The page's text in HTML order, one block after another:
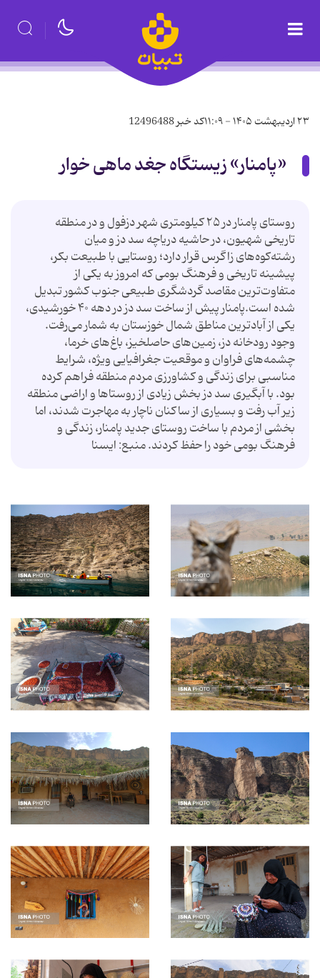
۲۳ اردیبهشت ۱۴۰۵ - ۱۱:۰۹ کد خبر12496488
«پامنار» زیستگاه جغد ماهی خوار
روستای پامنار در ۲۵ کیلومتری شهر دزفول و در منطقه
تاریخی شهیون، در حاشیه دریاچه سد دز و میان
رشته‌کوه‌های زاگرس قرار دارد؛ روستایی با طبیعت بکر،
پیشینه تاریخی و فرهنگ بومی که امروز به یکی از
متفاوت‌ترین مقاصد گردشگری طبیعی جنوب کشور تبدیل
شده است.پامنار پیش از ساخت سد دز در دهه ۴۰ خورشیدی،
یکی از آبادترین مناطق شمال خوزستان به شمار می‌رفت.
وجود رودخانه دز، زمین‌های حاصلخیز، باغ‌های خرما،
چشمه‌های فراوان و موقعیت جغرافیایی ویژه، شرایط
مناسبی برای زندگی و کشاورزی مردم منطقه فراهم کرده
بود. با آبگیری سد دز بخش زیادی از روستاها و اراضی منطقه
زیر آب رفت و بسیاری از ساکنان ناچار به مهاجرت شدند، اما
بخشی از مردم با ساخت روستای جدید پامنار، زندگی و
فرهنگ بومی خود را حفظ کردند. منبع: ایسنا